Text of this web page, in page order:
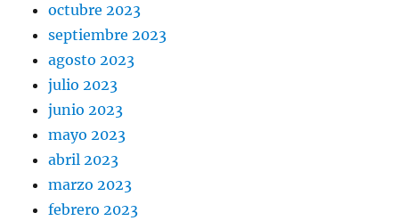
octubre 2023
septiembre 2023
agosto 2023
julio 2023
junio 2023
mayo 2023
abril 2023
marzo 2023
febrero 2023